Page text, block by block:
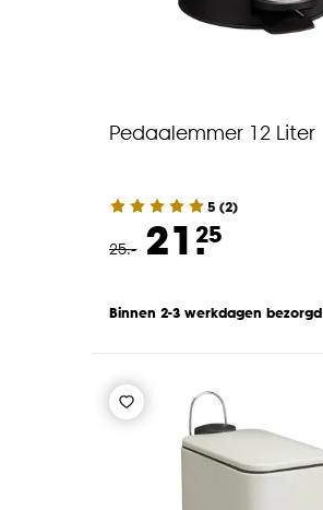
Pedaalemmer 12 Liter
5 (2)
25.- 21.25
Binnen 2-3 werkdagen bezorgd